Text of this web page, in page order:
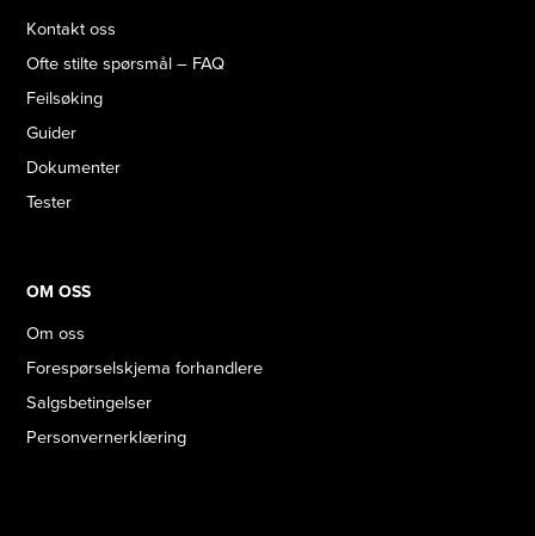
Kontakt oss
Ofte stilte spørsmål – FAQ
Feilsøking
Guider
Dokumenter
Tester
OM OSS
Om oss
Forespørselskjema forhandlere
Salgsbetingelser
Personvernerklæring